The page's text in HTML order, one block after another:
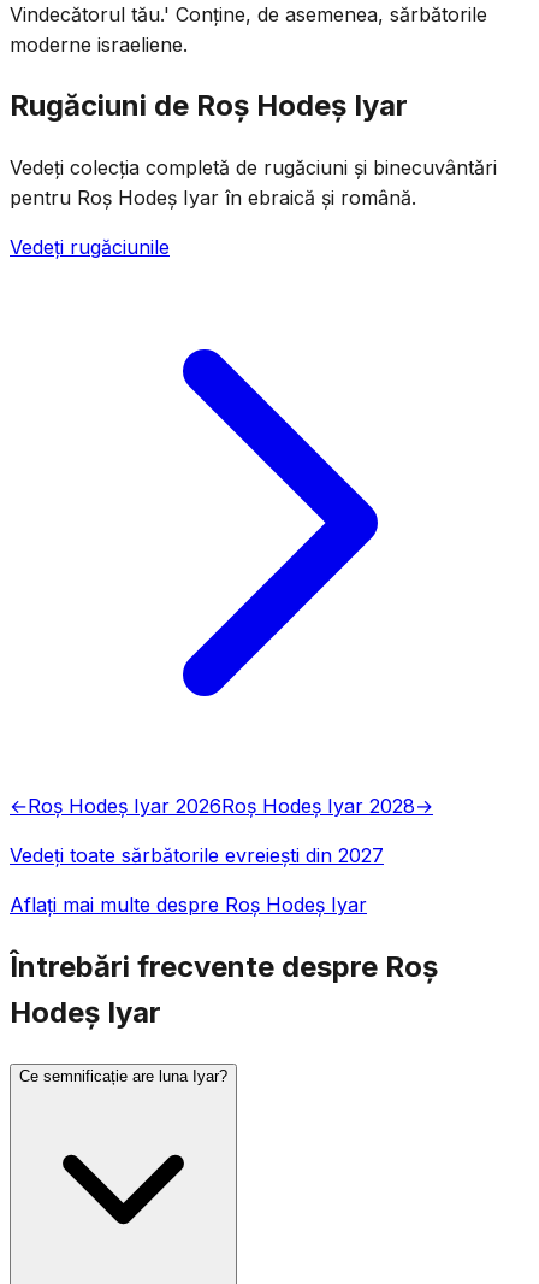
Vindecătorul tău.' Conține, de asemenea, sărbătorile
moderne israeliene.
Rugăciuni de Roș Hodeș Iyar
Vedeți colecția completă de rugăciuni și binecuvântări
pentru Roș Hodeș Iyar în ebraică și română.
Vedeți rugăciunile
←Roș Hodeș Iyar 2026Roș Hodeș Iyar 2028→
Vedeți toate sărbătorile evreiești din 2027
Aflați mai multe despre Roș Hodeș Iyar
Întrebări frecvente despre Roș
Hodeș Iyar
Ce semnificație are luna Iyar?